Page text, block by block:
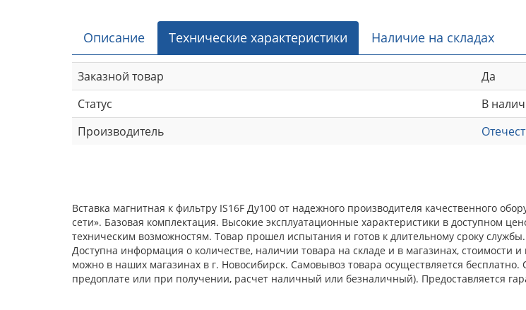
Описание Технические характеристики Наличие на складах
Заказной товар
Да
Статус
В
Производитель
Вставка магнитная к фильтру IS16F Ду100 от надежного производителя качественного
сети». Базовая комплектация. Высокие эксплуатационные характеристики в доступном
техническим возможностям. Товар прошел испытания и готов к длительному сроку
Доступна информация о количестве, наличии товара на складе и в магазинах, стоимости
можно в наших магазинах в г. Новосибирск. Самовывоз товара осуществляется
предоплате или при получении, расчет наличный или безналичный). Предоставляется